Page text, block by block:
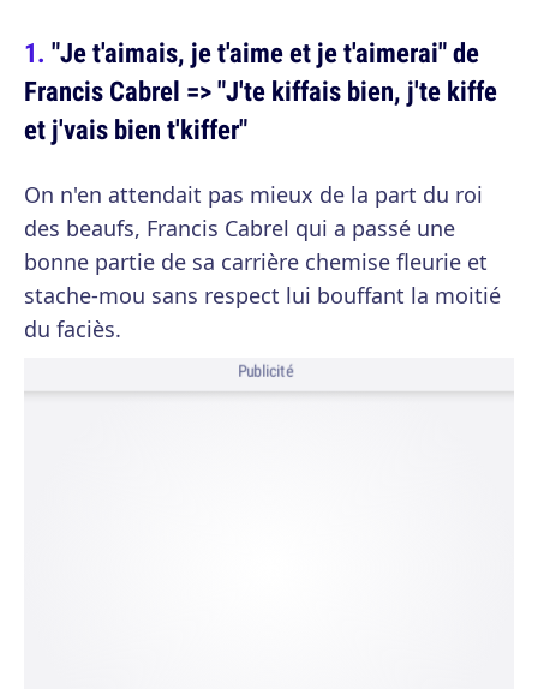
"Je t'aimais, je t'aime et je t'aimerai" de
Francis Cabrel => "J'te kiffais bien, j'te kiffe
et j'vais bien t'kiffer"
On n'en attendait pas mieux de la part du roi
des beaufs, Francis Cabrel qui a passé une
bonne partie de sa carrière chemise fleurie et
stache-mou sans respect lui bouffant la moitié
du faciès.
Publicité